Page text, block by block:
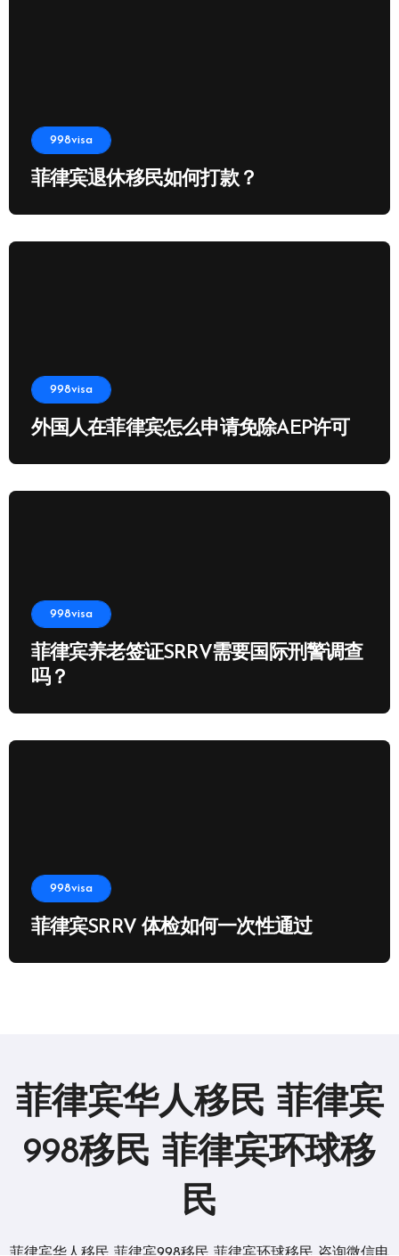
998visa
菲律宾退休移民如何打款？
998visa
外国人在菲律宾怎么申请免除AEP许可
998visa
菲律宾养老签证SRRV需要国际刑警调查
吗？
998visa
菲律宾SRRV 体检如何一次性通过
菲律宾华人移民 菲律宾
998移民 菲律宾环球移
民
菲律宾华人移民 菲律宾998移民 菲律宾环球移民 咨询微信电